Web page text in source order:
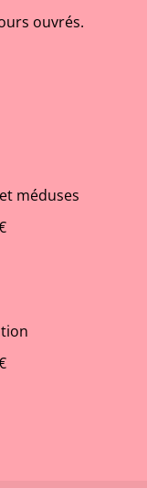
ouvrés.
méduses